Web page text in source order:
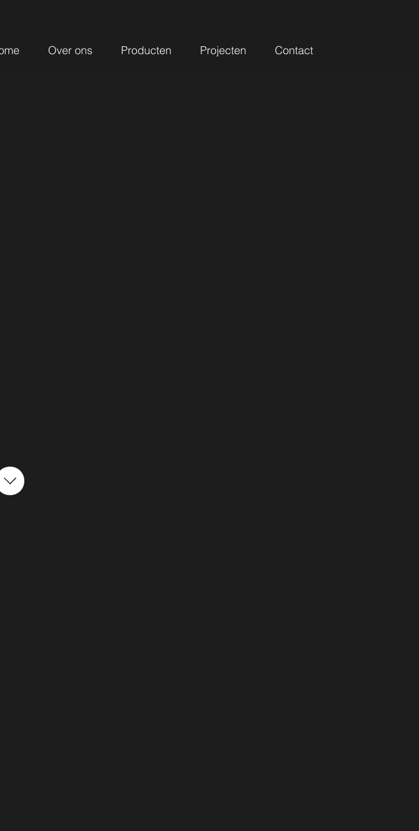
Over ons Producten Projecten Contact